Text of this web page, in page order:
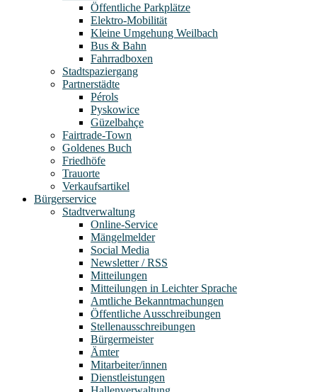
Öffentliche Parkplätze
Elektro-Mobilität
Kleine Umgehung Weilbach
Bus & Bahn
Fahrradboxen
Stadtspaziergang
Partnerstädte
Pérols
Pyskowice
Güzelbahçe
Fairtrade-Town
Goldenes Buch
Friedhöfe
Trauorte
Verkaufsartikel
Bürgerservice
Stadtverwaltung
Online-Service
Mängelmelder
Social Media
Newsletter / RSS
Mitteilungen
Mitteilungen in Leichter Sprache
Amtliche Bekanntmachungen
Öffentliche Ausschreibungen
Stellenausschreibungen
Bürgermeister
Ämter
Mitarbeiter/innen
Dienstleistungen